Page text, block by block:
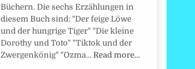
Büchern. Die sechs Erzählungen in
diesem Buch sind: "Der feige Löwe
und der hungrige Tiger" "Die kleine
Dorothy und Toto" "Tiktok und der
Zwergenkönig" "Ozma… Read more…